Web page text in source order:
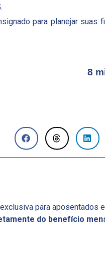
.
para planejar
8
para aposentados
do benefício